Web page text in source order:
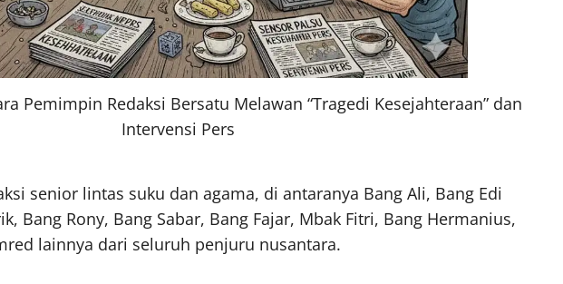
Pemimpin Redaksi Bersatu Melawan “Tragedi Kesejahteraan” dan
Intervensi Pers
senior lintas suku dan agama, di antaranya Bang Ali, Bang Edi
Bang Rony, Bang Sabar, Bang Fajar, Mbak Fitri, Bang Hermanius,
lainnya dari seluruh penjuru nusantara.